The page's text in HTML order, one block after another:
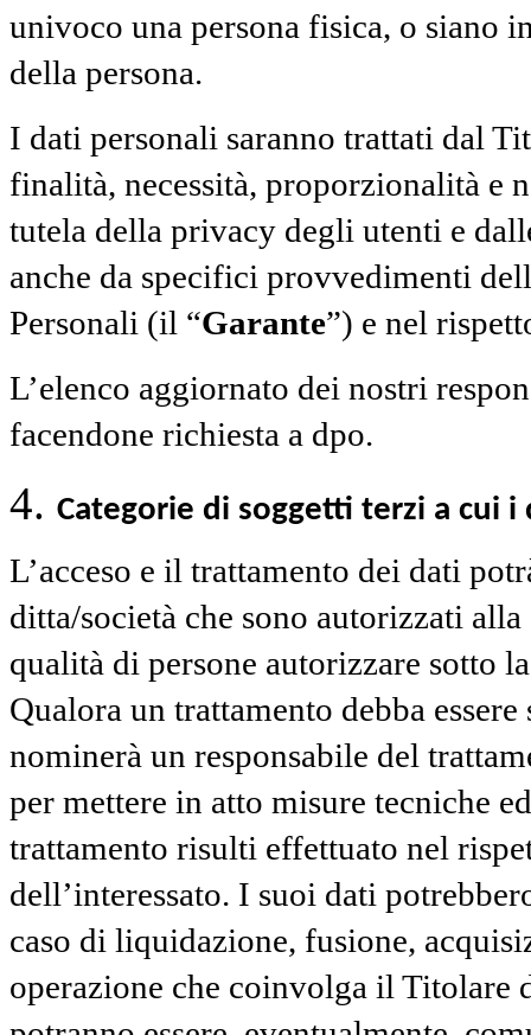
univoco una persona fisica, o siano
della persona.
I dati personali saranno trattati dal
finalità, necessità, proporzionalità e
tutela della privacy degli utenti e
anche da specifici provvedimenti
Personali (il “Garante”) e nel
L’elenco aggiornato dei nostri
facendone richiesta a dpo.
Categorie di soggetti terzi a cui
L’acceso e il trattamento dei dati
ditta/società che sono autorizzati
qualità di persone autorizzare sotto
Qualora un trattamento debba
nominerà un responsabile del
per mettere in atto misure tecniche
trattamento risulti effettuato nel
dell’interessato. I suoi dati
caso di liquidazione, fusione,
operazione che coinvolga il Titolare